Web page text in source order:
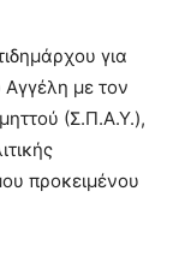
για
Αγγέλη με τον
(Σ.Π.Α.Υ.),
προκειμένου